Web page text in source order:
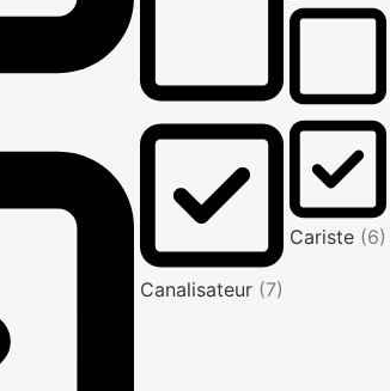
Canalisateur (7)
Cariste (6)